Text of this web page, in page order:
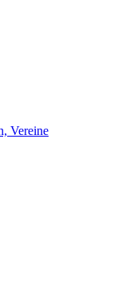
Vereine